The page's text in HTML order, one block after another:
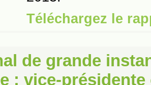
de grande
: vice-présidente